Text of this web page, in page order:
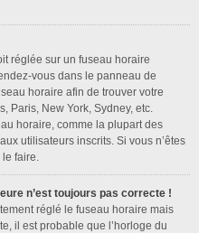
réglée sur un fuseau horaire
vous dans le panneau de
horaire afin de trouver votre
Paris, New York, Sydney, etc.
horaire, comme la plupart des
utilisateurs inscrits. Si vous n’êtes
le faire.
n’est toujours pas correcte !
réglé le fuseau horaire mais
il est probable que l’horloge du